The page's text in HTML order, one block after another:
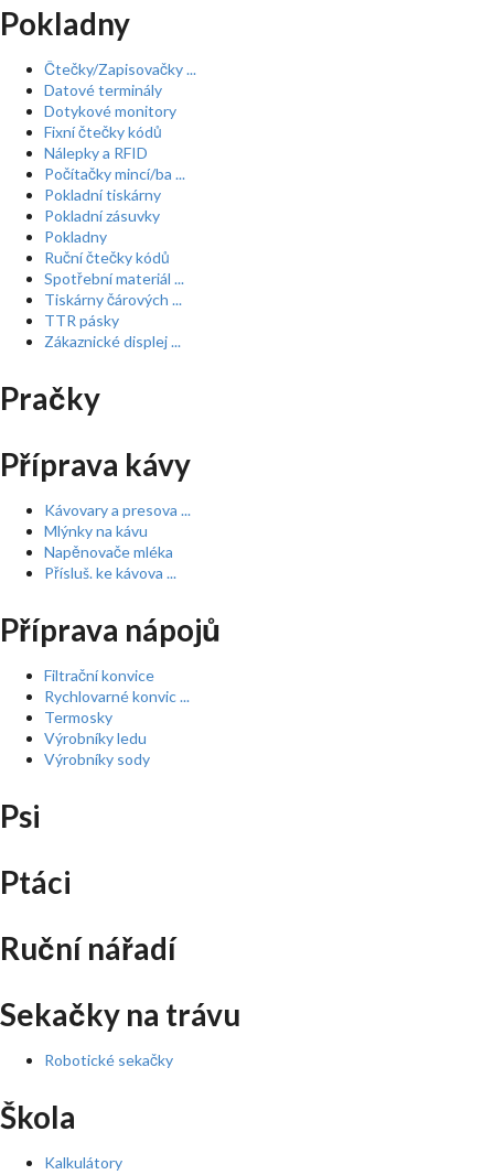
Pokladny
Čtečky/Zapisovačky ...
Datové terminály
Dotykové monitory
Fixní čtečky kódů
Nálepky a RFID
Počítačky mincí/ba ...
Pokladní tiskárny
Pokladní zásuvky
Pokladny
Ruční čtečky kódů
Spotřební materiál ...
Tiskárny čárových ...
TTR pásky
Zákaznické displej ...
Pračky
Příprava kávy
Kávovary a presova ...
Mlýnky na kávu
Napěnovače mléka
Přísluš. ke kávova ...
Příprava nápojů
Filtrační konvice
Rychlovarné konvic ...
Termosky
Výrobníky ledu
Výrobníky sody
Psi
Ptáci
Ruční nářadí
Sekačky na trávu
Robotické sekačky
Škola
Kalkulátory